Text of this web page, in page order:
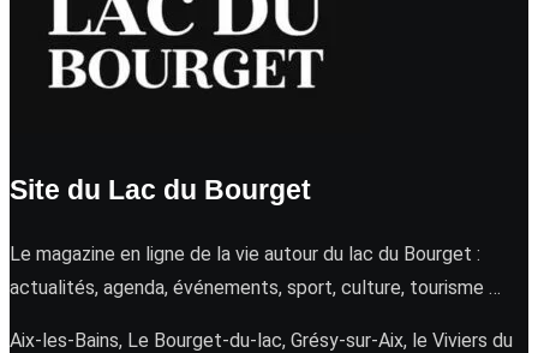
Site du Lac du Bourget
Le magazine en ligne de la vie autour du lac du Bourget :
actualités, agenda, événements, sport, culture, tourisme …
Aix-les-Bains, Le Bourget-du-lac, Grésy-sur-Aix, le Viviers du